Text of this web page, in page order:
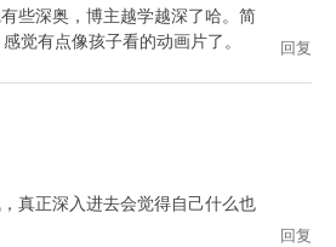
些深奥，博主越学越深了哈。简
觉有点像孩子看的动画片了。
回复
真正深入进去会觉得自己什么也
回复